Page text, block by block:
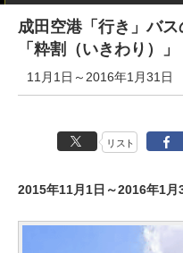
成田空港「行き」バ
「粋割（いきわり）」
11月1日～2016年1月31日
リスト
2015年11月1日～2016年1月